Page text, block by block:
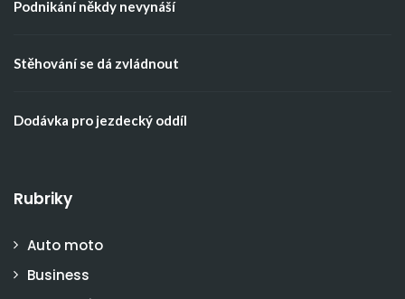
Podnikání někdy nevynáší
Stěhování se dá zvládnout
Dodávka pro jezdecký oddíl
Rubriky
Auto moto
Business